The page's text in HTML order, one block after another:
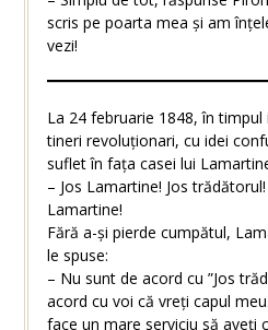
scris pe poarta mea și am
vezi!
La 24 februarie 1848, în
tineri revoluționari, cu idei
suflet în fața casei lui
– Jos Lamartine! Jos
Lamartine!
Fără a-și pierde cumpătul,
le spuse:
– Nu sunt de acord cu ”Jos
acord cu voi că vreți capul
face un mare serviciu să aveți